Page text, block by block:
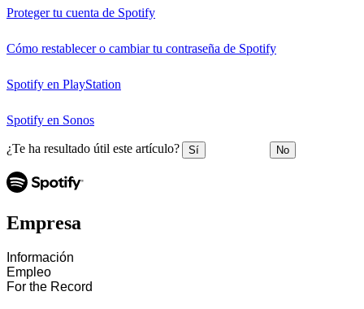
Proteger tu cuenta de Spotify
Cómo restablecer o cambiar tu contraseña de Spotify
Spotify en PlayStation
Spotify en Sonos
¿Te ha resultado útil este artículo? Sí No
Empresa
Información
Empleo
For the Record